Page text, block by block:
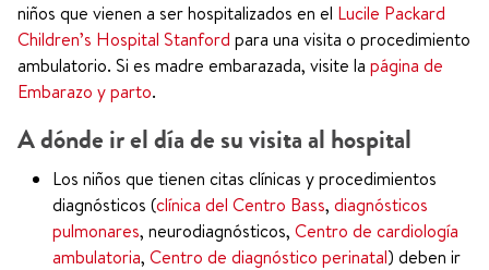
niños que vienen a ser hospitalizados en el Lucile Packard
Children’s Hospital Stanford para una visita o procedimiento
ambulatorio. Si es madre embarazada, visite la página de
Embarazo y parto.
A dónde ir el día de su visita al hospital
Los niños que tienen citas clínicas y procedimientos
diagnósticos (clínica del Centro Bass, diagnósticos
pulmonares, neurodiagnósticos, Centro de cardiología
ambulatoria, Centro de diagnóstico perinatal) deben ir